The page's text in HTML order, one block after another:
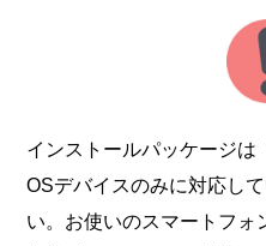
インストールパッケージ
OSデバイスのみに対応し
い。お使いのスマートフ